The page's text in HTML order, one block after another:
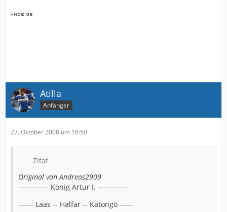
Atilla
Anfänger
27. Oktober 2008 um 16:50
Zitat
Original von Andreas2909
------------ König Artur I. ------------
------ Laas -- Halfar -- Katongo -----